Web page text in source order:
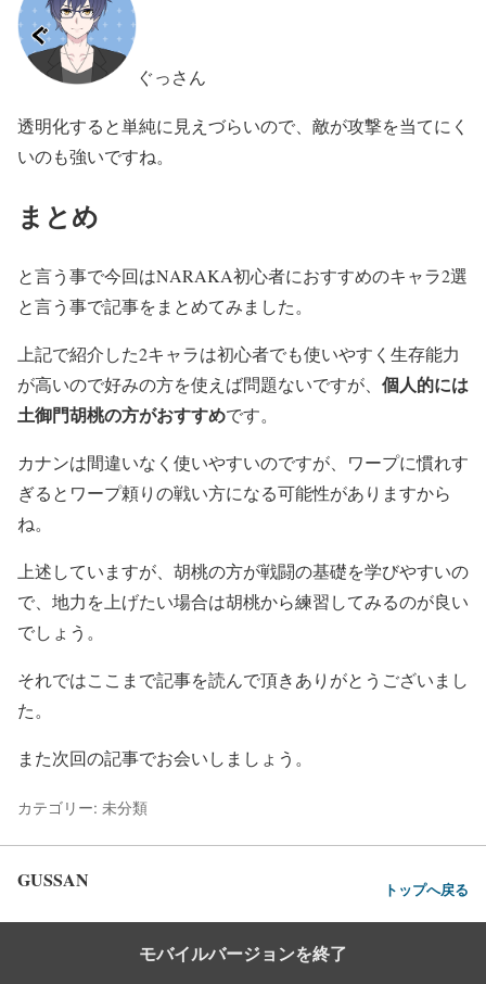
ぐっさん
透明化すると単純に見えづらいので、敵が攻撃を当てにく
いのも強いですね。
まとめ
と言う事で今回はNARAKA初心者におすすめのキャラ2選
と言う事で記事をまとめてみました。
上記で紹介した2キャラは初心者でも使いやすく生存能力
が高いので好みの方を使えば問題ないですが、 個人的には
土御門胡桃の方がおすすめです。
カナンは間違いなく使いやすいのですが、ワープに慣れす
ぎるとワープ頼りの戦い方になる可能性がありますから
ね。
上述していますが、胡桃の方が戦闘の基礎を学びやすいの
で、地力を上げたい場合は胡桃から練習してみるのが良い
でしょう。
それではここまで記事を読んで頂きありがとうございまし
た。
また次回の記事でお会いしましょう。
カテゴリー: 未分類
GUSSAN トップへ戻る
モバイルバージョンを終了